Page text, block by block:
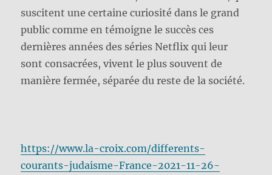
suscitent une certaine curiosité dans le grand
public comme en témoigne le succès ces
dernières années des séries Netflix qui leur
sont consacrées, vivent le plus souvent de
manière fermée, séparée du reste de la société.
https://www.la-croix.com/differents-
courants-judaisme-France-2021-11-26-